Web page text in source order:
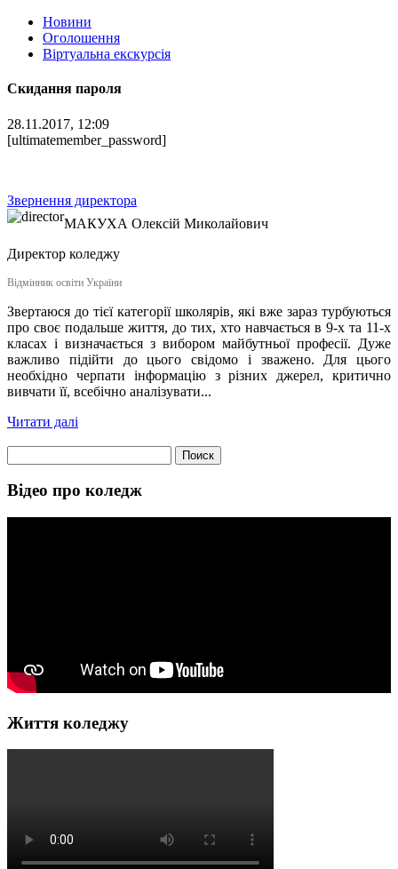
Новини
Оголошення
Віртуальна екскурсія
Скидання пароля
28.11.2017, 12:09
[ultimatemember_password]
Звернення директора
МАКУХА Олексій Миколайович
Директор коледжу
Відмінник освіти України
Звертаюся до тієї категорії школярів, які вже зараз турбуються
про своє подальше життя, до тих, хто навчається в 9-х та 11-х
класах і визначається з вибором майбутньої професії. Дуже
важливо підійти до цього свідомо і зважено. Для цього
необхідно черпати інформацію з різних джерел, критично
вивчати її, всебічно аналізувати...
Читати далі
Відео про коледж
Життя коледжу